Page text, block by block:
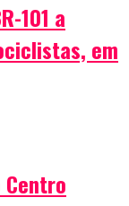
101 a
em